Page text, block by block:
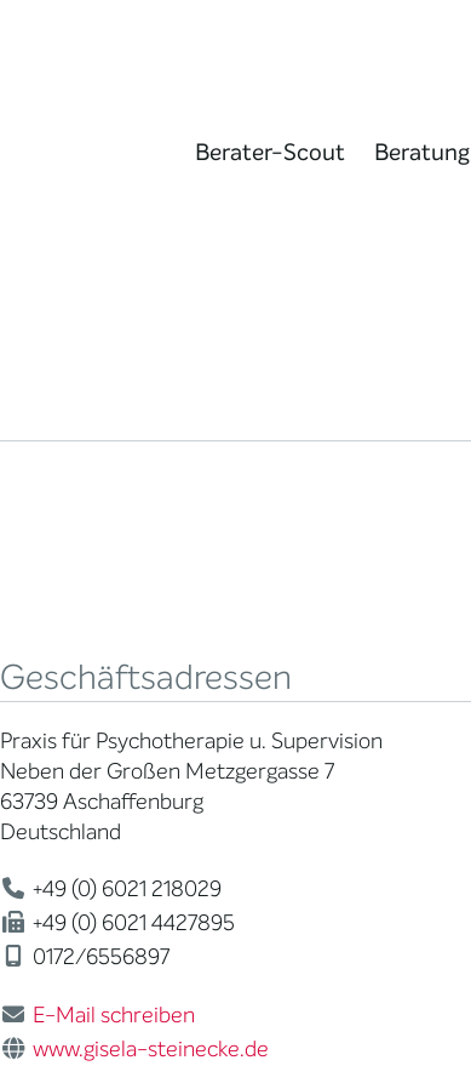
Berater-Scout Beratung
Geschäftsadressen
Praxis für Psychotherapie u. Supervision
Neben der Großen Metzgergasse 7
63739 Aschaffenburg
Deutschland
+49 (0) 6021 218029
+49 (0) 6021 4427895
0172/6556897
E-Mail schreiben
www.gisela-steinecke.de